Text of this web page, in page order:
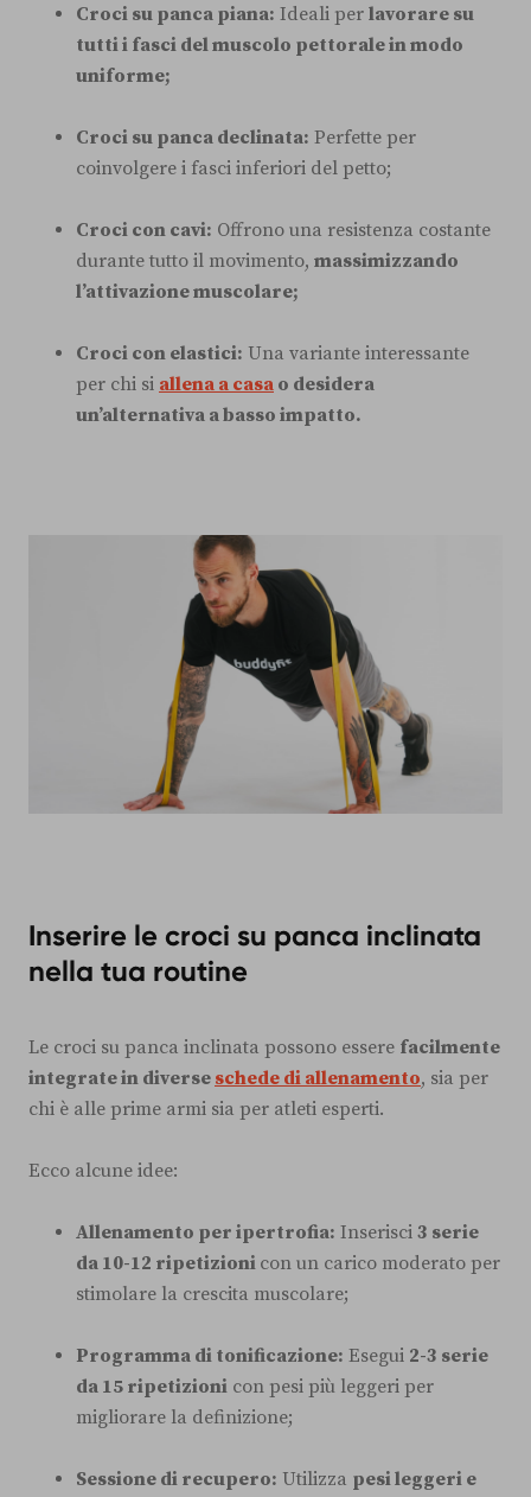
Croci su panca piana: Ideali per lavorare su
tutti i fasci del muscolo pettorale in modo
uniforme;
Croci su panca declinata: Perfette per
coinvolgere i fasci inferiori del petto;
Croci con cavi: Offrono una resistenza costante
durante tutto il movimento, massimizzando
l’attivazione muscolare;
Croci con elastici: Una variante interessante
per chi si allena a casa o desidera
un’alternativa a basso impatto.
Inserire le croci su panca inclinata
nella tua routine
Le croci su panca inclinata possono essere facilmente
integrate in diverse schede di allenamento, sia per
chi è alle prime armi sia per atleti esperti.
Ecco alcune idee:
Allenamento per ipertrofia: Inserisci 3 serie
da 10-12 ripetizioni con un carico moderato per
stimolare la crescita muscolare;
Programma di tonificazione: Esegui 2-3 serie
da 15 ripetizioni con pesi più leggeri per
migliorare la definizione;
Sessione di recupero: Utilizza pesi leggeri e